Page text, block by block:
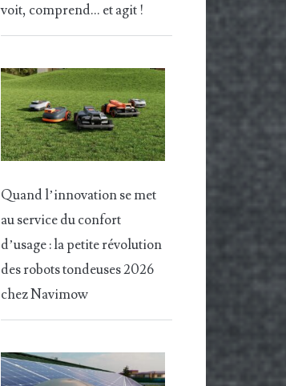
voit, comprend… et agit !
Quand l’innovation se met
au service du confort
d’usage : la petite révolution
des robots tondeuses 2026
chez Navimow